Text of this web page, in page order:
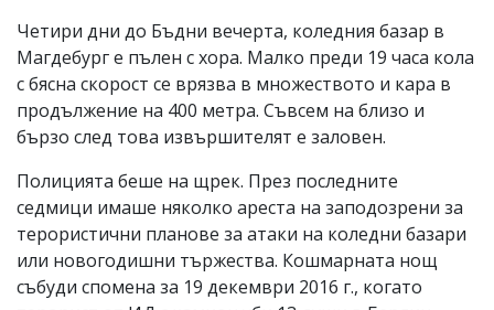
Четири дни до Бъдни вечерта, коледния базар в
Магдебург е пълен с хора. Малко преди 19 часа кола
с бясна скорост се врязва в множеството и кара в
продължение на 400 метра. Съвсем на близо и
бързо след това извършителят е заловен.
Полицията беше на щрек. През последните
седмици имаше няколко ареста на заподозрени за
терористични планове за атаки на коледни базари
или новогодишни тържества. Кошмарната нощ
събуди спомена за 19 декември 2016 г., когато